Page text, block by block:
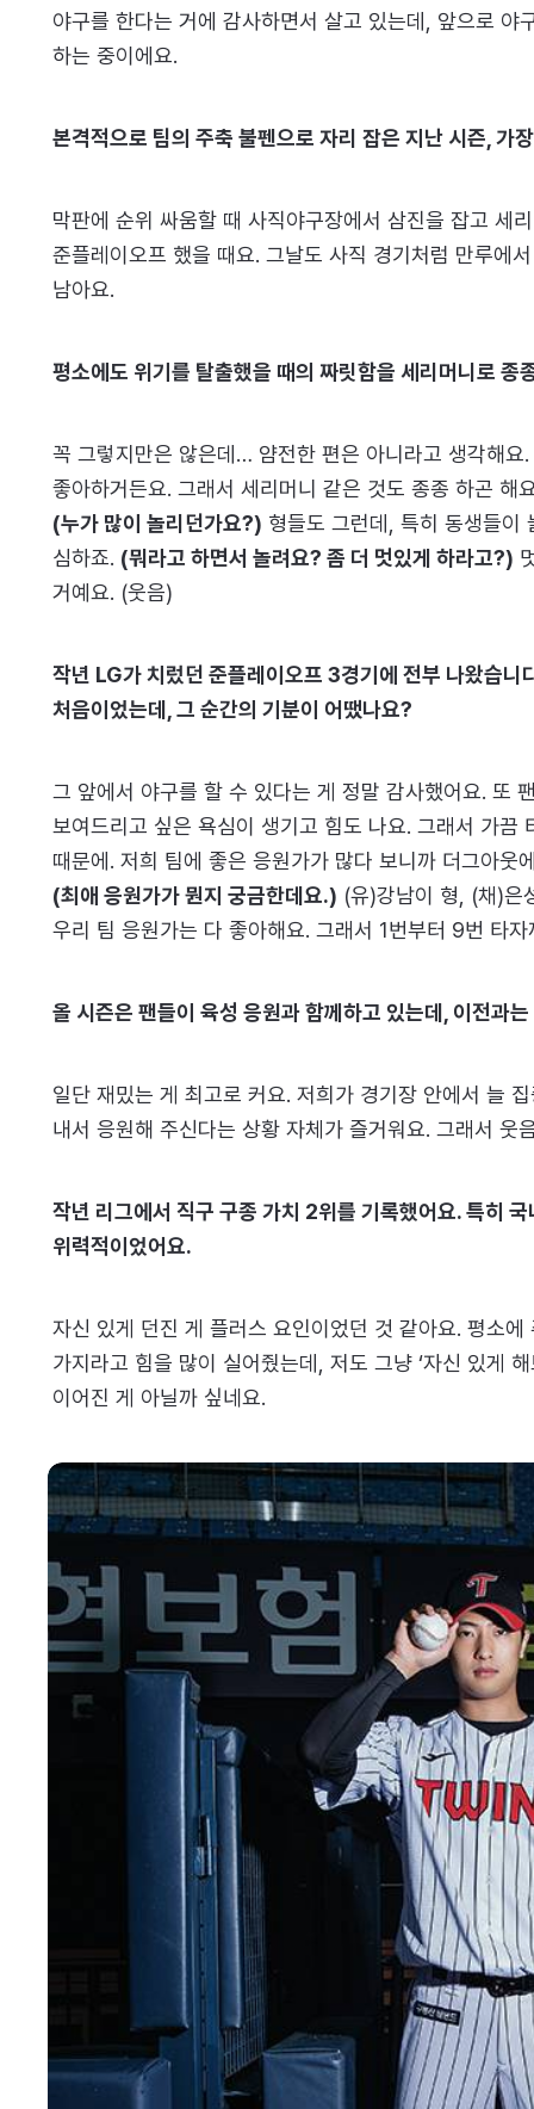
야구를 한다는 거에 감사하면서 살고 있는데, 앞으로 야
하는 중이에요.
본격적으로 팀의 주축 불펜으로 자리 잡은 지난 시즌, 가
막판에 순위 싸움할 때 사직야구장에서 삼진을 잡고 세
준플레이오프 했을 때요. 그날도 사직 경기처럼 만루에
남아요.
평소에도 위기를 탈출했을 때의 짜릿함을 세리머니로 종
꼭 그렇지만은 않은데… 얌전한 편은 아니라고 생각해
좋아하거든요. 그래서 세리머니 같은 것도 종종 하곤 해
(누가 많이 놀리던가요?) 형들도 그런데, 특히 동생들이
심하죠. (뭐라고 하면서 놀려요? 좀 더 멋있게 하라고?)
거예요. (웃음)
작년 LG가 치렀던 준플레이오프 3경기에 전부 나왔습니
처음이었는데, 그 순간의 기분이 어땠나요?
그 앞에서 야구를 할 수 있다는 게 정말 감사했어요. 또
보여드리고 싶은 욕심이 생기고 힘도 나요. 그래서 가끔
때문에. 저희 팀에 좋은 응원가가 많다 보니까 더그아웃
(최애 응원가가 뭔지 궁금한데요.) (유)강남이 형, (채)은
우리 팀 응원가는 다 좋아해요. 그래서 1번부터 9번 타
올 시즌은 팬들이 육성 응원과 함께하고 있는데, 이전과
일단 재밌는 게 최고로 커요. 저희가 경기장 안에서 늘
내서 응원해 주신다는 상황 자체가 즐거워요. 그래서 웃
작년 리그에서 직구 구종 가치 2위를 기록했어요. 특히
위력적이었어요.
자신 있게 던진 게 플러스 요인이었던 것 같아요. 평소
가지라고 힘을 많이 실어줬는데, 저도 그냥 ‘자신 있게
이어진 게 아닐까 싶네요.